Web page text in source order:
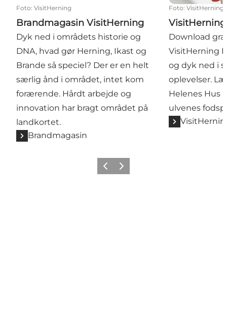
Foto: VisitHerning
Brandmagasin VisitHerning
Dyk ned i områdets historie og
DNA, hvad gør Herning, Ikast og
Brande så speciel? Der er en helt
særlig ånd i området, intet kom
forærende. Hårdt arbejde og
innovation har bragt området på
landkortet.
Brandmagasin
Foto: VisitHerning
Download
VisitHerning
og dyk ned i
oplevelser.
Helenes Hus
ulvenes
Forrige billede
Næste billede